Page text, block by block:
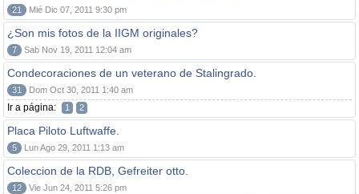
21 Mié Dic 07, 2011 9:30 pm
¿Son mis fotos de la IIGM originales?
7 Sab Nov 19, 2011 12:04 am
Condecoraciones de un veterano de Stalingrado.
31 Dom Oct 30, 2011 1:40 am
Ir a página: 1 2
Placa Piloto Luftwaffe.
5 Lun Ago 29, 2011 1:13 am
Coleccion de la RDB, Gefreiter otto.
12 Vie Jun 24, 2011 5:26 pm